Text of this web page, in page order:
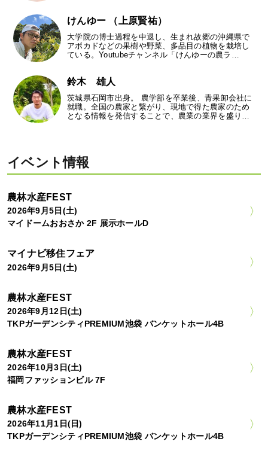
けんゆー （上原賢祐）
大学院の博士過程を中退し、生まれ故郷の沖縄県で
アボカドなどの果樹や野菜、多品目の植物を栽培し
ている。Youtubeチャンネル「けんゆーの農ラ…
鈴木 雄人
茨城県石岡市出身。 農学部を卒業後、青果卸会社に
就職。全国の農家と繋がり、現地で得た農家のため
となる情報を発信することで、農業の業界を盛り…
イベント情報
農林水産FEST
2026年9月5日(土)
マイドームおおさか 2F 展示ホールD
マイナビ移住フェア
2026年9月5日(土)
農林水産FEST
2026年9月12日(土)
TKPガーデンシティPREMIUM池袋 バンケットホール4B
農林水産FEST
2026年10月3日(土)
福岡ファッションビル 7F
農林水産FEST
2026年11月1日(日)
TKPガーデンシティPREMIUM池袋 バンケットホール4B